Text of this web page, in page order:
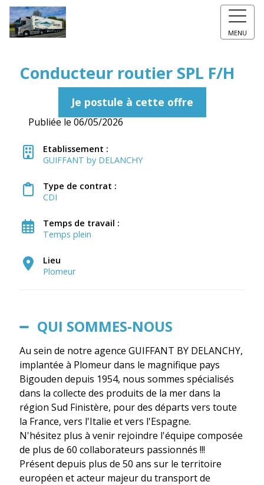
MENU
Conducteur routier SPL F/H
Je postule à cette offre
Publiée le 06/05/2026
Etablissement :
GUIFFANT by DELANCHY
Type de contrat :
CDI
Temps de travail :
Temps plein
Lieu
Plomeur
QUI SOMMES-NOUS
Au sein de notre agence GUIFFANT BY DELANCHY,
implantée à Plomeur dans le magnifique pays
Bigouden depuis 1954, nous sommes spécialisés
dans la collecte des produits de la mer dans la
région Sud Finistère, pour des départs vers toute
la France, vers l'Italie et vers l'Espagne.
N'hésitez plus à venir rejoindre l'équipe composée
de plus de 60 collaborateurs passionnés !!!
Présent depuis plus de 50 ans sur le territoire
européen et acteur majeur du transport de